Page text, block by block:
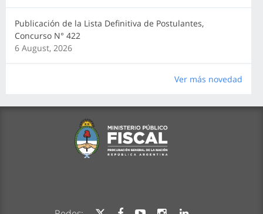
Publicación de la Lista Definitiva de Postulantes,
Concurso N° 422
6 August, 2026
Ver más novedad